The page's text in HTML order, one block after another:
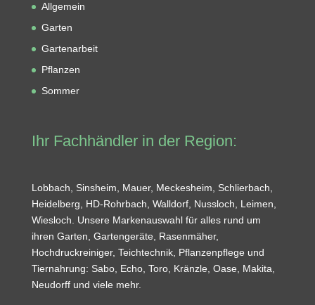
Allgemein
Garten
Gartenarbeit
Pflanzen
Sommer
Ihr Fachhändler in der Region:
Lobbach, Sinsheim, Mauer, Meckesheim, Schlierbach,
Heidelberg, HD-Rohrbach, Walldorf, Nussloch, Leimen,
Wiesloch. Unsere Markenauswahl für alles rund um
ihren Garten, Gartengeräte, Rasenmäher,
Hochdruckreiniger, Teichtechnik, Pflanzenpflege und
Tiernahrung: Sabo, Echo, Toro, Kränzle, Oase, Makita,
Neudorff und viele mehr.